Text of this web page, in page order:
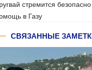
стремится
в Газу
СВЯЗАННЫЕ